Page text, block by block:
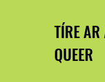
TÍRE
QUEER